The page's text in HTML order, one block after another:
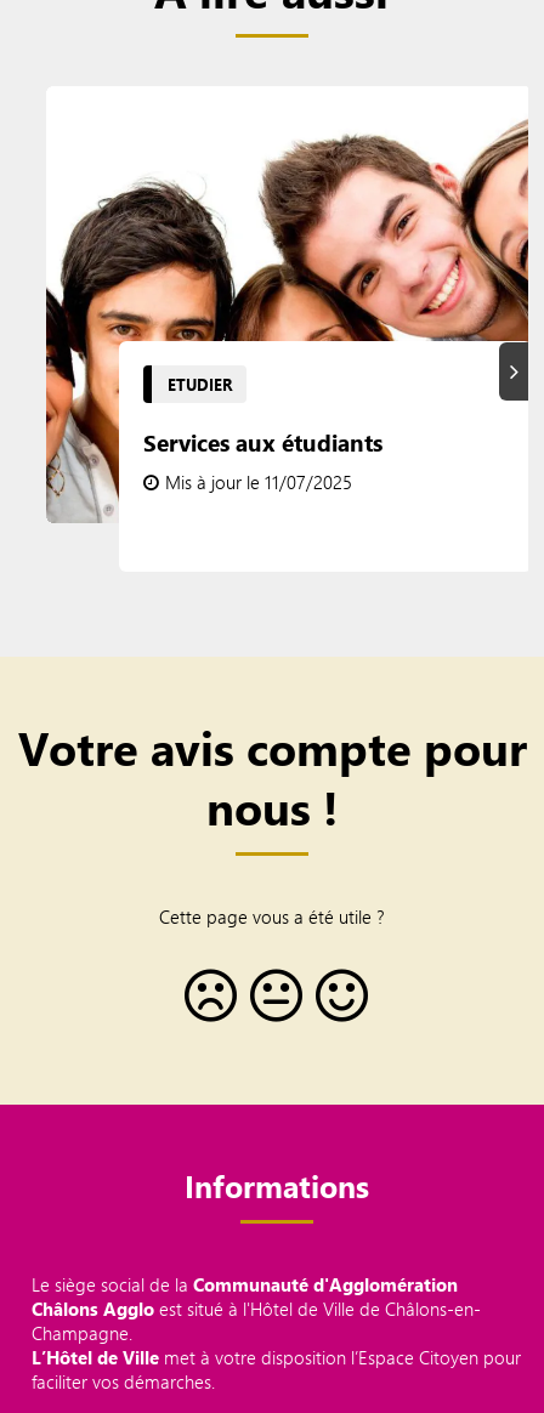
ETUDIER
Services aux étudiants
Mis à jour le 11/07/2025
Votre avis compte pour
nous !
Cette page vous a été utile ?
Informations
Le siège social de laCommunauté d'Agglomération
Châlons Aggloest situé à l'Hôtel de Ville de Châlons-en-
Champagne.
L’Hôtel de Ville met à votre disposition l’Espace Citoyen pour
faciliter vos démarches.